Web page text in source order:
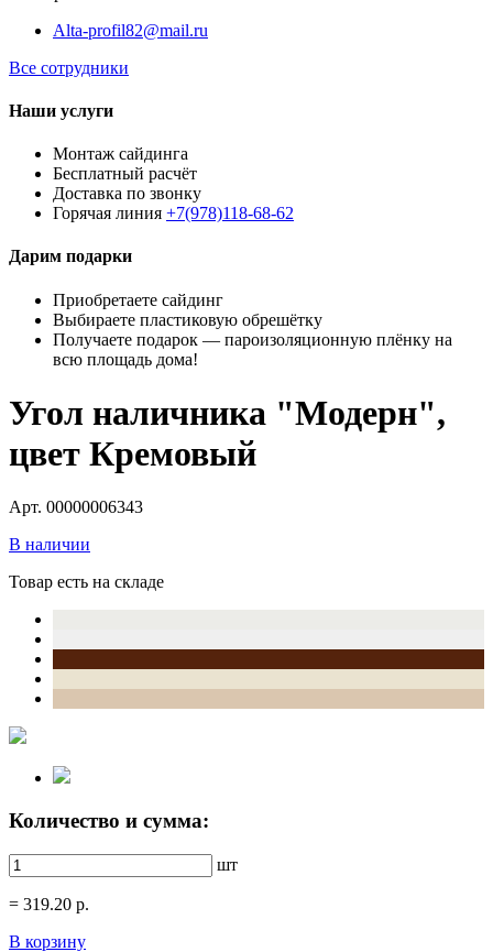
Alta-profil82@mail.ru
Все сотрудники
Наши услуги
Монтаж сайдинга
Бесплатный расчёт
Доставка по звонку
Горячая линия +7(978)118-68-62
Дарим подарки
Приобретаете сайдинг
Выбираете пластиковую обрешётку
Получаете подарок — пароизоляционную плёнку на
всю площадь дома!
Угол наличника "Модерн",
цвет Кремовый
Арт. 00000006343
В наличии
Товар есть на складе
Количество и сумма:
шт
= 319.20 р.
В корзину